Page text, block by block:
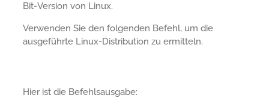
Bit-Version von Linux.
Verwenden Sie den folgenden Befehl, um die
ausgeführte Linux-Distribution zu ermitteln.
Hier ist die Befehlsausgabe: